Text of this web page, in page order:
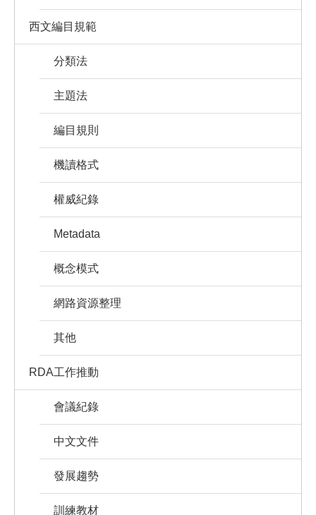
西文編目規範
分類法
主題法
編目規則
機讀格式
權威紀錄
Metadata
概念模式
網路資源整理
其他
RDA工作推動
會議紀錄
中文文件
發展趨勢
訓練教材